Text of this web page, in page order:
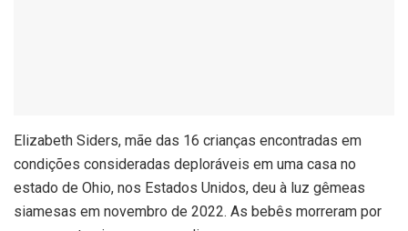
Elizabeth Siders, mãe das 16 crianças encontradas em
condições consideradas deploráveis em uma casa no
estado de Ohio, nos Estados Unidos, deu à luz gêmeas
siamesas em novembro de 2022. As bebês morreram por